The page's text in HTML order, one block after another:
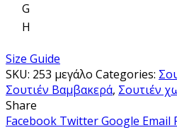
G
H
Size Guide
SKU: 253 μεγάλο Categories:
Σουτιέν Βαμβακερά, Σουτιέν
Share
Facebook TwitterGoogle Email